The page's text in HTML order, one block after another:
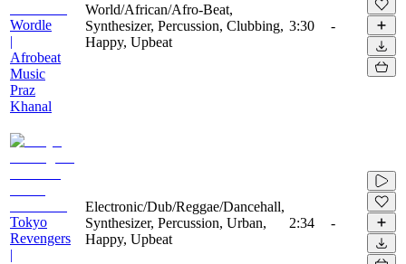
Wordle
|
Afrobeat
Music
Praz
Khanal
World/African/Afro-Beat,
Synthesizer, Percussion, Clubbing,
Happy, Upbeat
3:30 -
Tokyo
Revengers
|
Electronic/Dub/Reggae/Dancehall,
Synthesizer, Percussion, Urban,
Happy, Upbeat
2:34 -